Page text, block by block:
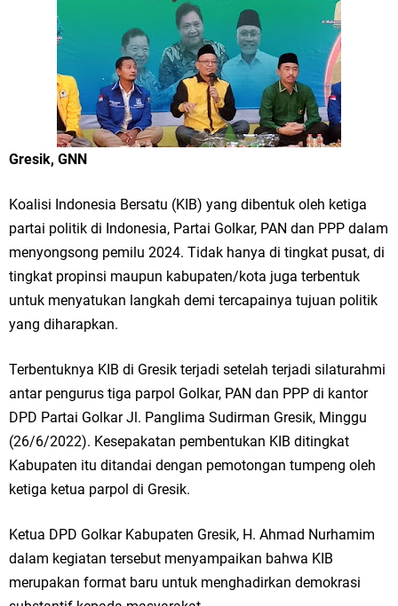
Tumpeng Nasi Krawu Pecahkan Rekor MURI, KWGe Angkat Kuliner
Gresik ke Panggung Dunia
FOZ Jatim, BAZNAS, dan Kemenag Salurkan 22.456 Bingkisan Lebaran
Yatim Serentak di Berbagai Daerah di Jawa Timur
Komitmen Pelayanan Publik dan Kepedulian Sosial
Optik Merlin Donasikan Rp10,36 Juta, Perkuat Keberlanjutan Program
JKNN
yang Terus Istiqomah
Ketua DPD Golkar Gresik Wongso Negoro Sambut Tahun Baru Islam
1448 H dengan Doa Kedamaian
Wakil Ketua DPRD Gresik Mujid Riduan Sampaikan Doa dan Harapan di
Selamat Tahun Baru Islam 1 Muharram 1448 H: Pesan Hijrah Drs. H.
Husnul Aqib, M.M. untuk Negeri
Gresik, GNN
Koalisi Indonesia Bersatu (KIB) yang dibentuk oleh ketiga
partai politik di Indonesia, Partai Golkar, PAN dan PPP dalam
menyongsong pemilu 2024. Tidak hanya di tingkat pusat, di
tingkat propinsi maupun kabupaten/kota juga terbentuk
untuk menyatukan langkah demi tercapainya tujuan politik
yang diharapkan.
Terbentuknya KIB di Gresik terjadi setelah terjadi silaturahmi
antar pengurus tiga parpol Golkar, PAN dan PPP di kantor
DPD Partai Golkar Jl. Panglima Sudirman Gresik, Minggu
(26/6/2022). Kesepakatan pembentukan KIB ditingkat
Kabupaten itu ditandai dengan pemotongan tumpeng oleh
ketiga ketua parpol di Gresik.
Ketua DPD Golkar Kabupaten Gresik, H. Ahmad Nurhamim
dalam kegiatan tersebut menyampaikan bahwa KIB
merupakan format baru untuk menghadirkan demokrasi